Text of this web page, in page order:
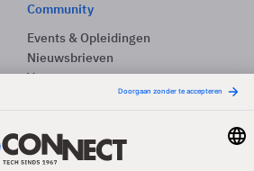
Community
Events & Opleidingen
Nieuwsbrieven
Vacatures